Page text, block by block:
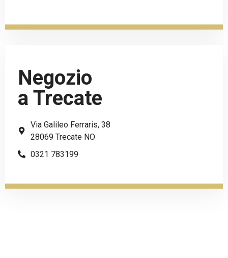
Negozio
a Trecate
Via Galileo Ferraris, 38
28069 Trecate NO
0321 783199